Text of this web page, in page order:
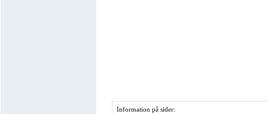
Information på sider: